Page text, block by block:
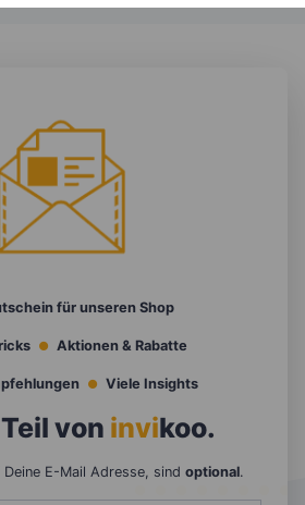
für unseren Shop
Aktionen & Rabatte
Viele Insights
von invikoo.
E-Mail Adresse, sind optional.